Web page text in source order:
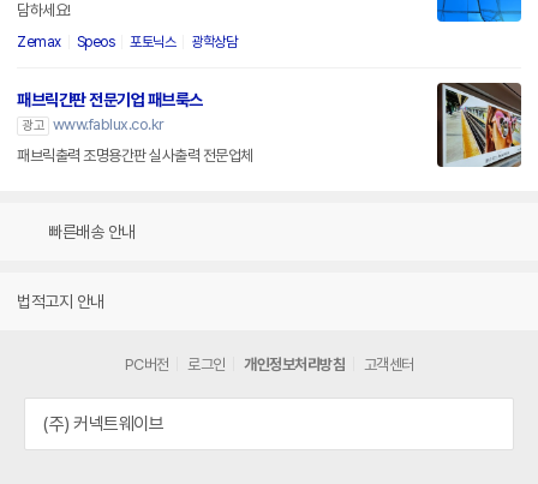
담하세요!
Zemax Speos 포토닉스 광학상담
패브릭간판 전문기업 패브룩스
광고 www.fablux.co.kr
패브릭출력 조명용간판 실사출력 전문업체
빠른배송 안내
법적고지 안내
PC버전 로그인 개인정보처리방침 고객센터
(주) 커넥트웨이브